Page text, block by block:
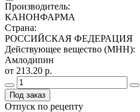
Производитель:
КАНОНФАРМА
Страна:
РОССИЙСКАЯ ФЕДЕРАЦИЯ
Действующее вещество (МНН):
Амлодипин
от 213.20 р.
Под заказ
Отпуск по рецепту